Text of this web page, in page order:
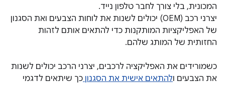
המכונית, בלי צורך לחבר טלפון נייד.
יצרני רכב (OEM) יכולים לשנות את לוחות הצבעים ואת הסגנון
של האפליקציות המותקנות כדי להתאים אותם לזהות
החזותית של המותג שלהם.
כשמורידים את האפליקציה לרכבים, יצרני הרכב יכולים לשנות
את הצבעים ולהתאים אישית את הסגנון כך שיתאים לדגמי